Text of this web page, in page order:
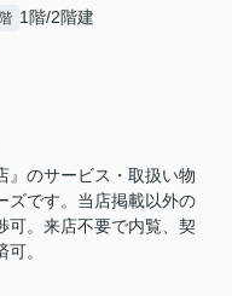
1階/2階建
』のサービス・取扱い物
ズです。当店掲載以外の
可。来店不要で内覧、契
。